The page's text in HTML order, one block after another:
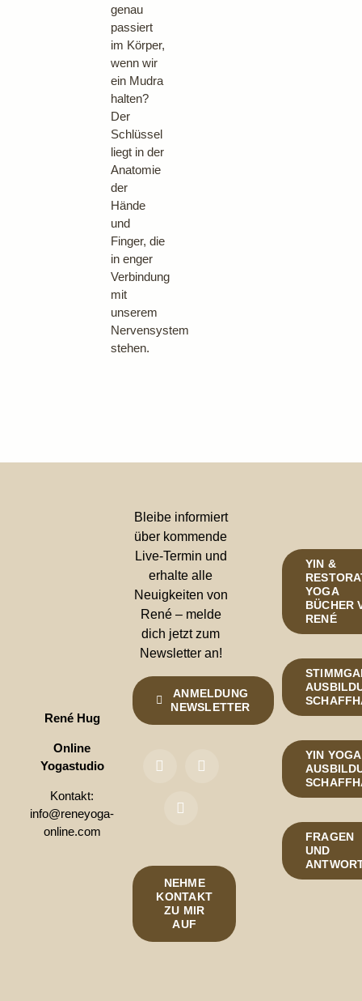
genau
passiert
im Körper,
wenn wir
ein Mudra
halten?
Der
Schlüssel
liegt in der
Anatomie
der
Hände
und
Finger, die
in enger
Verbindung
mit
unserem
Nervensystem
stehen.
René Hug
Online
Yogastudio
Kontakt:
info@reneyoga-
online.com
Bleibe informiert
über kommende
Live-Termin und
erhalte alle
Neuigkeiten von
René – melde
dich jetzt zum
Newsletter an!
ANMELDUNG
NEWSLETTER
NEHME
KONTAKT
ZU MIR
AUF
YIN &
YOGA
BÜCHER
RENÉ
YIN YOGA
FRAGEN
UND